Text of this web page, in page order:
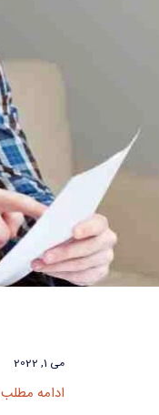
می 1, 2022
ادامه مطلب